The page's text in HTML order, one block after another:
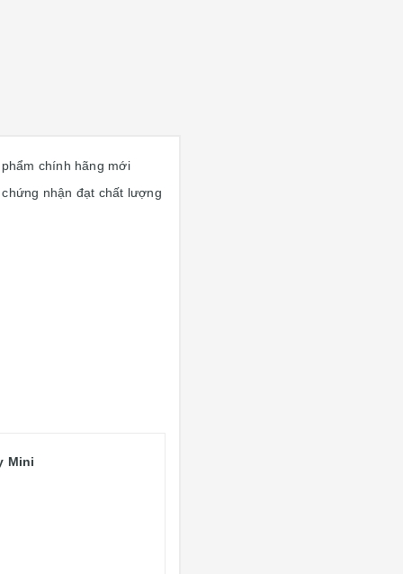
chính hãng mới
nhận đạt chất lượng
Mini